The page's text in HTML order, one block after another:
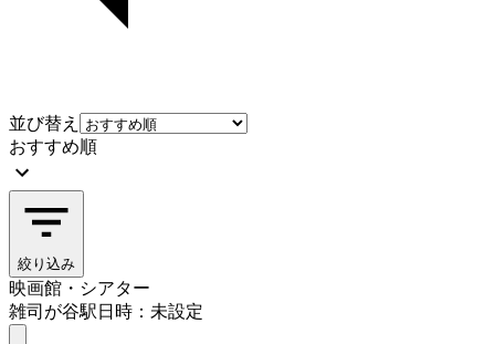
並び替え
おすすめ順
絞り込み
映画館・シアター
雑司が谷駅日時：未設定